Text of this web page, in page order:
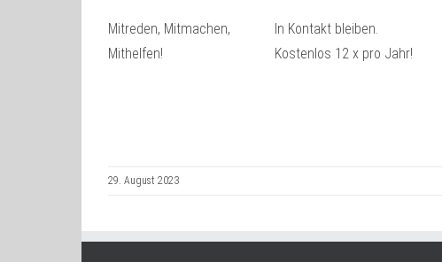
Mitreden, Mitmachen,
Mithelfen!
In Kontakt bleiben.
Kostenlos 12 x pro Jahr!
29. August 2023